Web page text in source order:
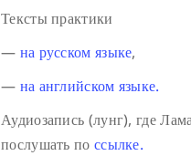
Тексты практики
— на русском языке,
— на английском языке.
Аудиозапись (лунг), где
послушать по ссылке.